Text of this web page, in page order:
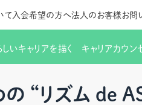
て 入会希望の方へ法人のお客様お問
理事長から
しいキャリアを描く キャリアカウン
会員向けサ
支部・地区一
更新講習
“リズム de